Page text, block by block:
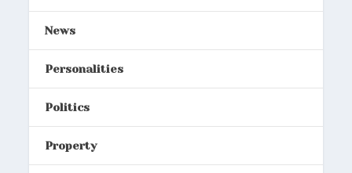
News
Personalities
Politics
Property